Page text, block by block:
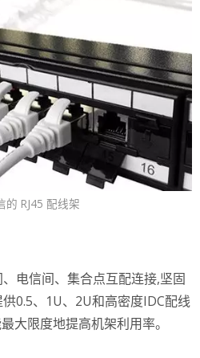
的 RJ45 配线架
电信间、集合点互配连接,坚固
0.5、1U、2U和高密度IDC配线
大限度地提高机架利用率。